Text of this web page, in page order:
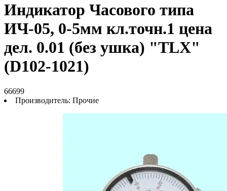
Индикатор Часового типа
ИЧ-05, 0-5мм кл.точн.1 цена
дел. 0.01 (без ушка) "TLX"
(D102-1021)
66699
Производитель: Прочие